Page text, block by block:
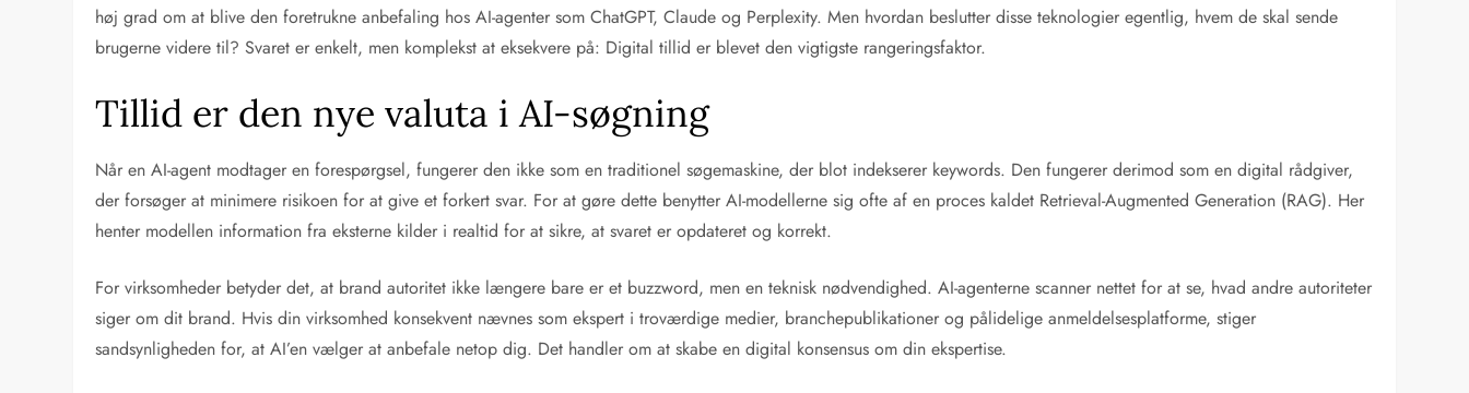
høj grad om at blive den foretrukne anbefaling hos AI-agenter som ChatGPT, Claude og Perplexity. Men hvordan beslutter disse teknologier egentlig, hvem de skal sende
brugerne videre til? Svaret er enkelt, men komplekst at eksekvere på: Digital tillid er blevet den vigtigste rangeringsfaktor.
Tillid er den nye valuta i AI-søgning
Når en AI-agent modtager en forespørgsel, fungerer den ikke som en traditionel søgemaskine, der blot indekserer keywords. Den fungerer derimod som en digital rådgiver,
der forsøger at minimere risikoen for at give et forkert svar. For at gøre dette benytter AI-modellerne sig ofte af en proces kaldet Retrieval-Augmented Generation (RAG). Her
henter modellen information fra eksterne kilder i realtid for at sikre, at svaret er opdateret og korrekt.
For virksomheder betyder det, at brand autoritet ikke længere bare er et buzzword, men en teknisk nødvendighed. AI-agenterne scanner nettet for at se, hvad andre autoriteter
siger om dit brand. Hvis din virksomhed konsekvent nævnes som ekspert i troværdige medier, branchepublikationer og pålidelige anmeldelsesplatforme, stiger
sandsynligheden for, at AI’en vælger at anbefale netop dig. Det handler om at skabe en digital konsensus om din ekspertise.